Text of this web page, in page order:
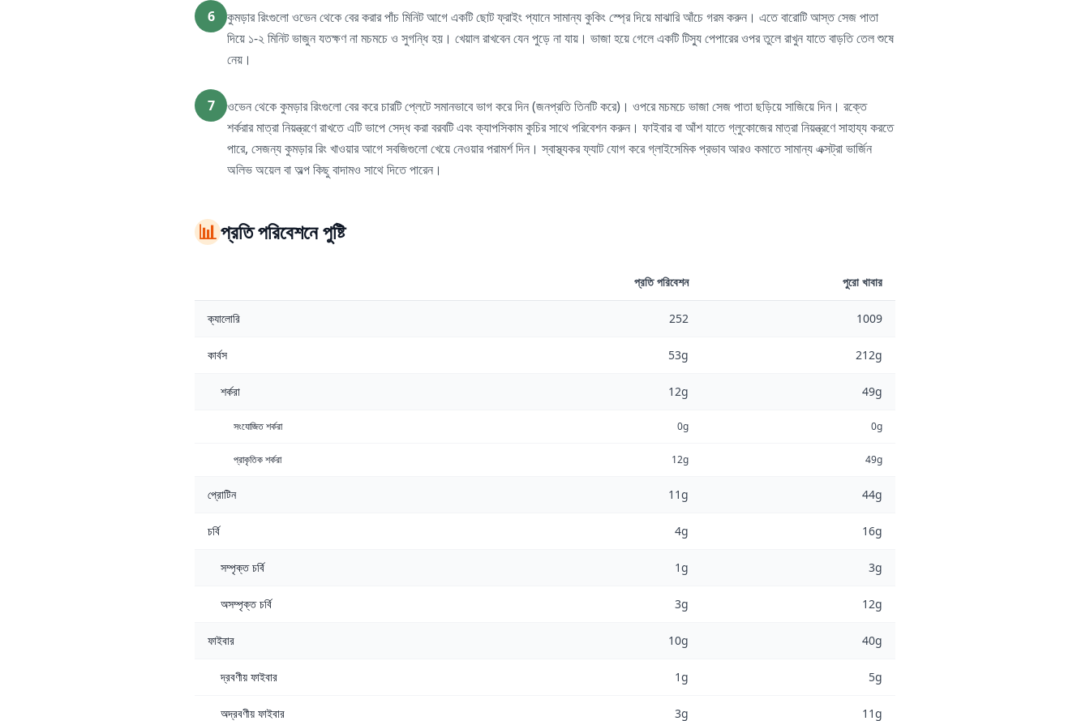
6
কুমড়ার রিংগুলো ওভেন থেকে বের করার পাঁচ মিনিট আগে একটি ছোট ফ্রাইং প্যানে সামান্য কুকিং স্প্রে দিয়ে মাঝারি আঁচে গরম করুন। এতে বারোটি আস্ত সেজ পাতা
দিয়ে ১-২ মিনিট ভাজুন যতক্ষণ না মচমচে ও সুগন্ধি হয়। খেয়াল রাখবেন যেন পুড়ে না যায়। ভাজা হয়ে গেলে একটি টিস্যু পেপারের ওপর তুলে রাখুন যাতে বাড়তি তেল শুষে
নেয়।
7
ওভেন থেকে কুমড়ার রিংগুলো বের করে চারটি প্লেটে সমানভাবে ভাগ করে দিন (জনপ্রতি তিনটি করে)। ওপরে মচমচে ভাজা সেজ পাতা ছড়িয়ে সাজিয়ে দিন। রক্তে
শর্করার মাত্রা নিয়ন্ত্রণে রাখতে এটি ভাপে সেদ্ধ করা বরবটি এবং ক্যাপসিকাম কুচির সাথে পরিবেশন করুন। ফাইবার বা আঁশ যাতে গ্লুকোজের মাত্রা নিয়ন্ত্রণে সাহায্য করতে
পারে, সেজন্য কুমড়ার রিং খাওয়ার আগে সবজিগুলো খেয়ে নেওয়ার পরামর্শ দিন। স্বাস্থ্যকর ফ্যাট যোগ করে গ্লাইসেমিক প্রভাব আরও কমাতে সামান্য এক্সট্রা ভার্জিন
অলিভ অয়েল বা অল্প কিছু বাদামও সাথে দিতে পারেন।
📊প্রতি পরিবেশনে পুষ্টি
প্রতি পরিবেশন পুরো খাবার
ক্যালোরি 252 1009
কার্বস 53g 212g
শর্করা 12g 49g
সংযোজিত শর্করা 0g 0g
প্রাকৃতিক শর্করা 12g 49g
প্রোটিন 11g 44g
চর্বি 4g 16g
সম্পৃক্ত চর্বি 1g 3g
অসম্পৃক্ত চর্বি 3g 12g
ফাইবার 10g 40g
দ্রবণীয় ফাইবার 1g 5g
অদ্রবণীয় ফাইবার 3g 11g